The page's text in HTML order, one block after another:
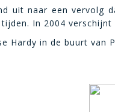
uit naar een vervolg
In 2004 verschijnt
Hardy in de buurt van